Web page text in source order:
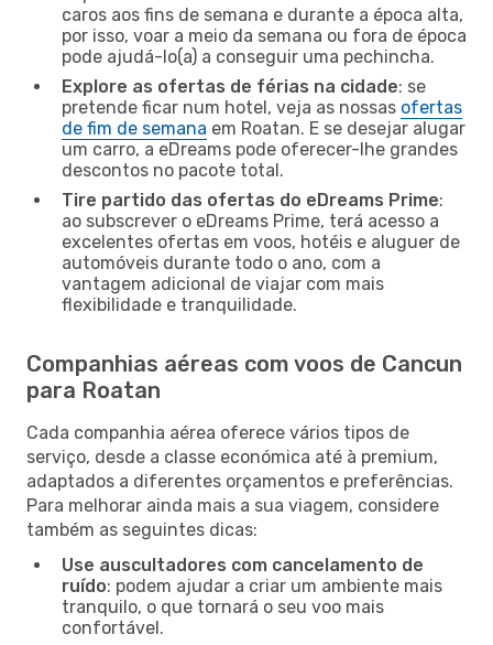
caros aos fins de semana e durante a época alta,
por isso, voar a meio da semana ou fora de época
pode ajudá-lo(a) a conseguir uma pechincha.
Explore as ofertas de férias na cidade: se
pretende ficar num hotel, veja as nossas ofertas
de fim de semana em Roatan. E se desejar alugar
um carro, a eDreams pode oferecer-lhe grandes
descontos no pacote total.
Tire partido das ofertas do eDreams Prime:
ao subscrever o eDreams Prime, terá acesso a
excelentes ofertas em voos, hotéis e aluguer de
automóveis durante todo o ano, com a
vantagem adicional de viajar com mais
flexibilidade e tranquilidade.
Companhias aéreas com voos de Cancun
para Roatan
Cada companhia aérea oferece vários tipos de
serviço, desde a classe económica até à premium,
adaptados a diferentes orçamentos e preferências.
Para melhorar ainda mais a sua viagem, considere
também as seguintes dicas:
Use auscultadores com cancelamento de
ruído: podem ajudar a criar um ambiente mais
tranquilo, o que tornará o seu voo mais
confortável.